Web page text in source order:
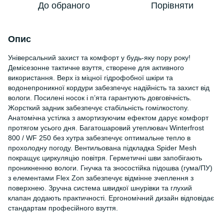
До обраного Порівняти
Опис
Універсальний захист та комфорт у будь-яку пору року!
Демісезонне тактичне взуття, створене для активного
використання. Верх із міцної гідрофобної шкіри та
водонепроникної кордури забезпечує надійність та захист від
вологи. Посилені носок і п’ята гарантують довговічність.
Жорсткий задник забезпечує стабільність гомілкостопу.
Анатомічна устілка з амортизуючим ефектом дарує комфорт
протягом усього дня. Багатошаровий утеплювач Winterfrost
800 / WF 250 без хутра забезпечує оптимальне тепло в
прохолодну погоду. Вентильована підкладка Spider Mesh
покращує циркуляцію повітря. Герметичні шви запобігають
проникненню вологи. Гнучка та зносостійка підошва (гума/ПУ)
з елементами Flex Zon забезпечує відмінне зчеплення з
поверхнею. Зручна система швидкої шнурівки та глухий
клапан додають практичності. Ергономічний дизайн відповідає
стандартам професійного взуття.